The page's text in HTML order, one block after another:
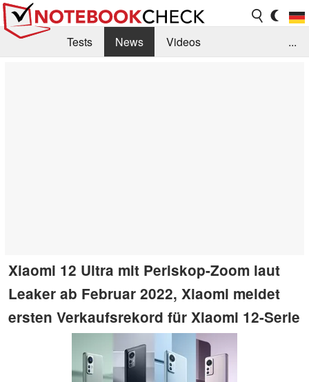
Tests News
Videos
...
Xiaomi 12 Ultra mit Periskop-Zoom laut
Leaker ab Februar 2022, Xiaomi meldet
ersten Verkaufsrekord für Xiaomi 12-Serie